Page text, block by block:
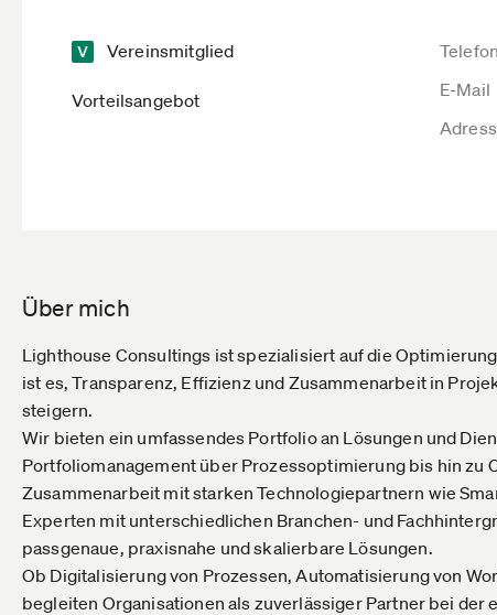
Vereinsmitglied
Vorteilsangebot
Telefon
E-Mail
Über mich
Lighthouse Consultings ist spezialisiert auf die
ist es, Transparenz, Effizienz und Zusammenarbeit in
steigern.
Wir bieten ein umfassendes Portfolio an Lösungen und
Portfoliomanagement über Prozessoptimierung bis hin zu
Zusammenarbeit mit starken Technologiepartnern wie
Experten mit unterschiedlichen Branchen- und
passgenaue, praxisnahe und skalierbare Lösungen.
Ob Digitalisierung von Prozessen, Automatisierung von
begleiten Organisationen als zuverlässiger Partner bei der